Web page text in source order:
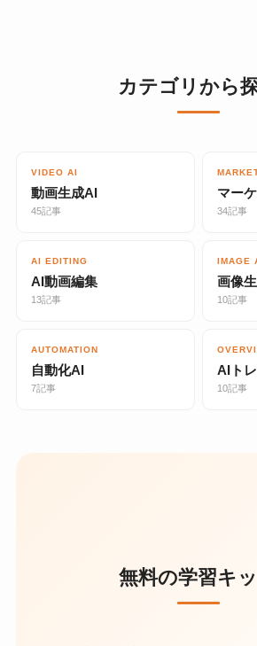
カテゴリから
VIDEO AI
動画生成AI
45記事
マー
34記事
AI EDITING
AI動画編集
13記事
IMAGE
画像
10記事
AUTOMATION
自動化AI
7記事
AIト
10記事
無料の学習キ